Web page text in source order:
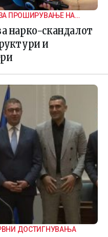
ПРОШИРУВАЊЕ НА
нарко-скандалот
и
ДОСТИГНУВАЊА